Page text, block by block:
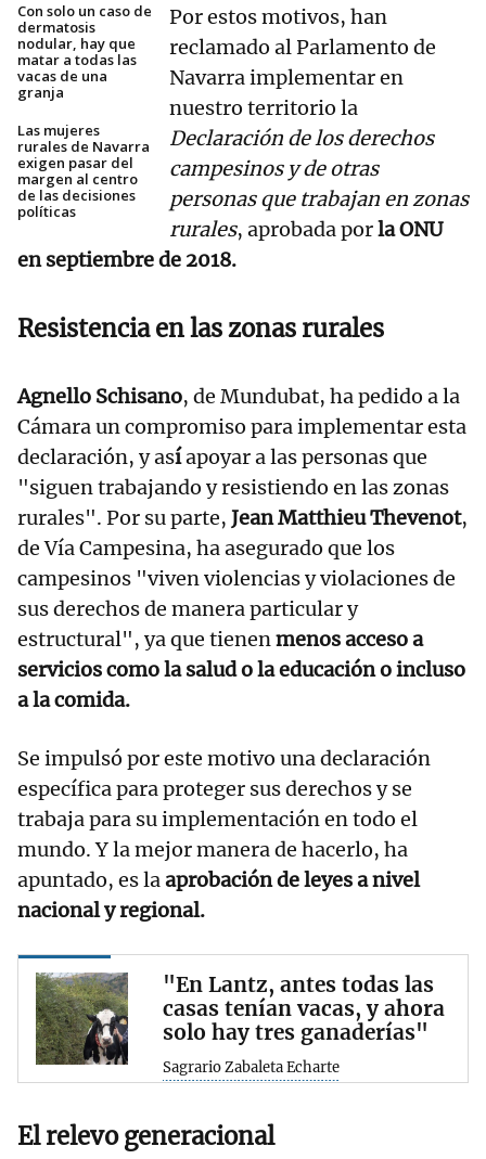
Con solo un caso de
dermatosis
nodular, hay que
matar a todas las
vacas de una
granja
Las mujeres
rurales de Navarra
exigen pasar del
margen al centro
de las decisiones
políticas
Por estos motivos, han
reclamado al Parlamento de
Navarra implementar en
nuestro territorio la
Declaración de los derechos
campesinos y de otras
personas que trabajan en zonas
rurales, aprobada porla ONU
en septiembre de 2018.
Resistencia en las zonas rurales
Agnello Schisano, de Mundubat, ha pedido a la
Cámara un compromiso para implementar esta
declaración, y asíapoyar a las personas que
"siguen trabajando y resistiendo en las zonas
rurales". Por su parte, Jean Matthieu Thevenot,
de Vía Campesina, ha asegurado que los
campesinos "viven violencias y violaciones de
sus derechos de manera particular y
estructural", ya que tienenmenos acceso a
servicios como la salud o la educación o incluso
a la comida.
Se impulsó por este motivo una declaración
específica para proteger sus derechos y se
trabaja para su implementación en todo el
mundo. Y la mejor manera de hacerlo, ha
apuntado, es laaprobación de leyes a nivel
nacional y regional.
"En Lantz, antes todas las
casas tenían vacas, y ahora
solo hay tres ganaderías"
Sagrario Zabaleta Echarte
El relevo generacional